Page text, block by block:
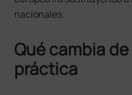
nacionales.
Qué cambia
práctica